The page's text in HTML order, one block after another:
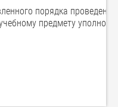
порядка
предмету